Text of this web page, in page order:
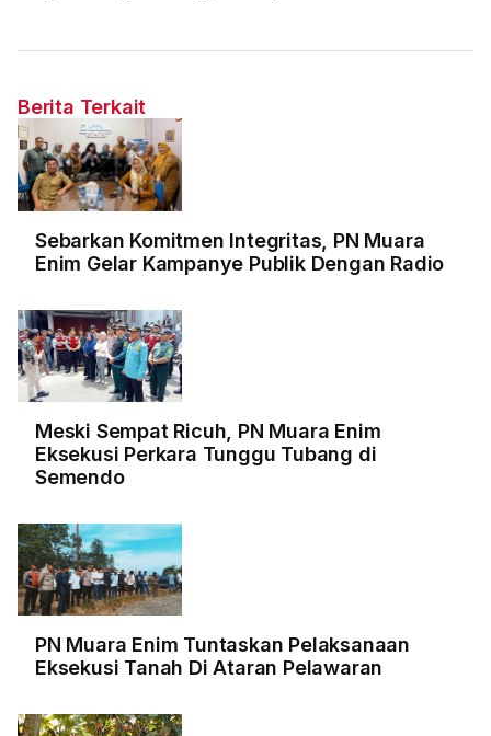
Berita Terkait
Sebarkan Komitmen Integritas, PN Muara
Enim Gelar Kampanye Publik Dengan Radio
Meski Sempat Ricuh, PN Muara Enim
Eksekusi Perkara Tunggu Tubang di
Semendo
PN Muara Enim Tuntaskan Pelaksanaan
Eksekusi Tanah Di Ataran Pelawaran